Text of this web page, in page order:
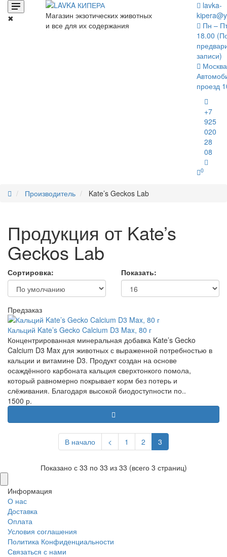
✖
Магазин экзотических животных
и все для их содержания
lavka-
Пн –
18.00
записи)
проезд
+7
925
020
28
08
0
Производитель Kate’s Geckos Lab
Продукция от Kate’s
Geckos Lab
Сортировка: Показать:
Предзаказ
Кальций Kate’s Gecko Calcium D3 Max, 80 г
Концентрированная минеральная добавка Kate’s Gecko
Calcium D3 Max для животных с выраженной потребностью в
кальции и витамине D3. Продукт создан на основе
осаждённого карбоната кальция сверхтонкого помола,
который равномерно покрывает корм без потерь и
слёживания. Благодаря высокой биодоступности по..
1500 р.
В начало < 1 2 3
Показано с 33 по 33 из 33 (всего 3 страниц)
Информация
О нас
Доставка
Оплата
Условия соглашения
Политика Конфиденциальности
Связаться с нами